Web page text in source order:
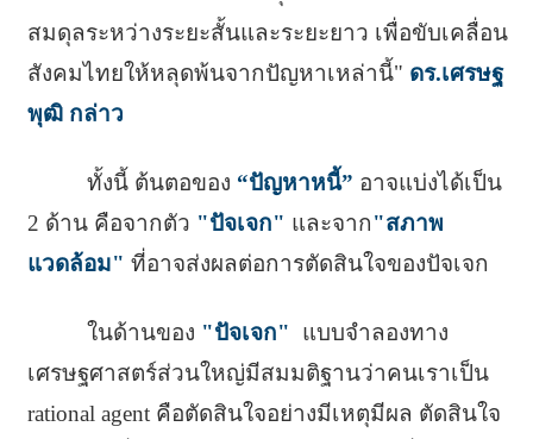
สมดุลระหว่างระยะสั้นและระยะยาว เพื่อขับเคลื่อน
สังคมไทยให้หลุดพ้นจากปัญหาเหล่านี้" ดร.เศรษฐ
พุฒิ กล่าว
ทั้งนี้ ต้นตอของ “ปัญหาหนี้” อาจแบ่งได้เป็น
2 ด้าน คือจากตัว "ปัจเจก" และจาก"สภาพ
แวดล้อม" ที่อาจส่งผลต่อการตัดสินใจของปัจเจก
ในด้านของ "ปัจเจก"
แบบจำลองทาง
เศรษฐศาสตร์ส่วนใหญ่มีสมมติฐานว่าคนเราเป็น
rational agent คือตัดสินใจอย่างมีเหตุมีผล ตัดสินใจ